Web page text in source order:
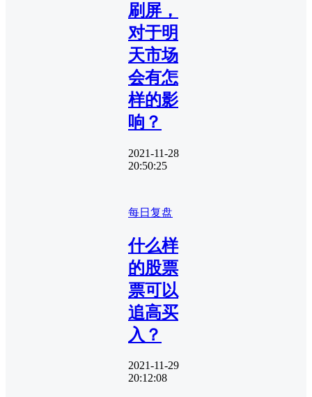
刷屏，
对于明
天市场
会有怎
样的影
响？
2021-11-28
20:50:25
每日复盘
什么样
的股票
票可以
追高买
入？
2021-11-29
20:12:08